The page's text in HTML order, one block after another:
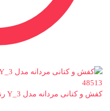
کفش و کتانی مردانه مدل Y_3 رنگ سفید کد 48513